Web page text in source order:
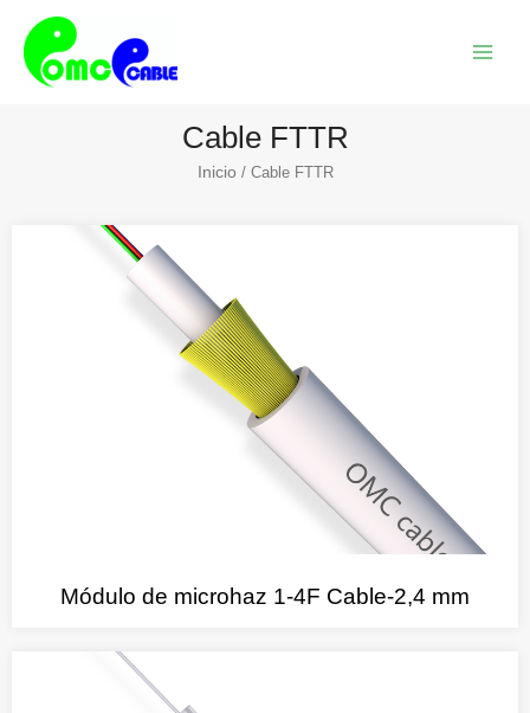
contenido
Cable FTTR
Inicio / Cable FTTR
Módulo de microhaz 1-4F Cable-2,4 mm